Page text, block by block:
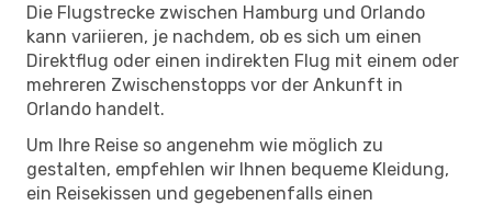
Die Flugstrecke zwischen Hamburg und Orlando
kann variieren, je nachdem, ob es sich um einen
Direktflug oder einen indirekten Flug mit einem oder
mehreren Zwischenstopps vor der Ankunft in
Orlando handelt.
Um Ihre Reise so angenehm wie möglich zu
gestalten, empfehlen wir Ihnen bequeme Kleidung,
ein Reisekissen und gegebenenfalls einen